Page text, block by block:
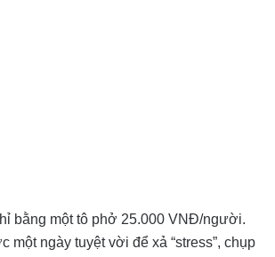
bằng một tô phở 25.000 VNĐ/người.
một ngày tuyệt vời để xả “stress”, chụp